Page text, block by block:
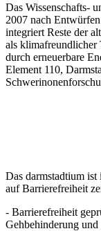
Das Wissenschafts-
2007 nach
integriert Reste der
als klimafreundlicher
durch erneuerbare
Element 110,
Das darmstadtium
auf Barrierefreiheit
- Barrierefreiheit
Gehbehinderung